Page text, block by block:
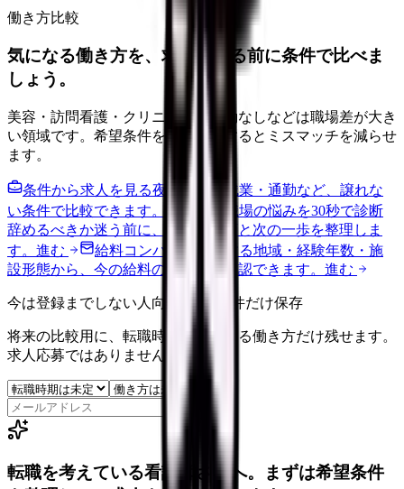
働き方比較
気になる働き方を、求人を見る前に条件で比べま
しょう。
美容・訪問看護・クリニック・夜勤なしなどは職場差が大き
い領域です。希望条件を先に整理するとミスマッチを減らせ
ます。
条件から求人を見る夜勤回数・残業・通勤など、譲れな
い条件で比較できます。
進む
職場の悩みを30秒で診断
辞めるべきか迷う前に、悩みの種類と次の一歩を整理しま
す。 進む 給料コンパスで比較する地域・経験年数・施
設形態から、今の給料の現在地を確認できます。 進む
今は登録までしない人向け: 希望条件だけ保存
将来の比較用に、転職時期と気になる働き方だけ残せます。
求人応募ではありません。
保存
転職を考えている看護師さんへ。まずは希望条件